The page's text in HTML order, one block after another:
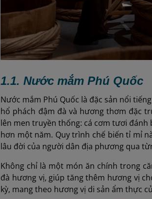
1.1. Nước mắm Phú Quốc
Nước mắm Phú Quốc là đặc sản nổi
hổ phách đậm đà và hương thơm đặc
lên men truyền thống: cá cơm tươi
hơn một năm. Quy trình chế biến tỉ mỉ
lâu đời của người dân địa phương qua
Không chỉ là một món ăn chính trong
đà hương vị, giúp tăng thêm hương vị
kỳ, mang theo hương vị di sản ẩm thực